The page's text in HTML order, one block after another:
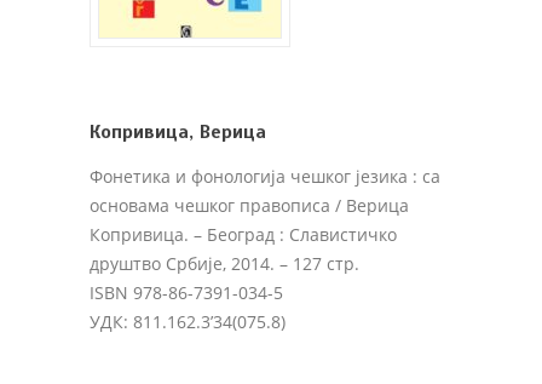
Копривица, Верица
Фонетика и фонологија чешког језика : са
основама чешког правописа / Верица
Копривица. – Београд : Славистичко
друштво Србије, 2014. – 127 стр.
ISBN 978-86-7391-034-5
УДК: 811.162.3’34(075.8)